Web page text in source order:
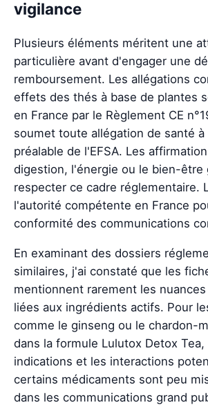
vigilance
Plusieurs éléments méritent une
particulière avant d'engager une
remboursement. Les allégations
effets des thés à base de plantes
en France par le Règlement CE
soumet toute allégation de santé
préalable de l'EFSA. Les
digestion, l'énergie ou le bien-être
respecter ce cadre réglementaire.
l'autorité compétente en France
conformité des communications
En examinant des dossiers
similaires, j'ai constaté que les
mentionnent rarement les
liées aux ingrédients actifs. Pour
comme le ginseng ou le chardon-
dans la formule Lulutox Detox
indications et les interactions
certains médicaments sont peu
dans les communications grand